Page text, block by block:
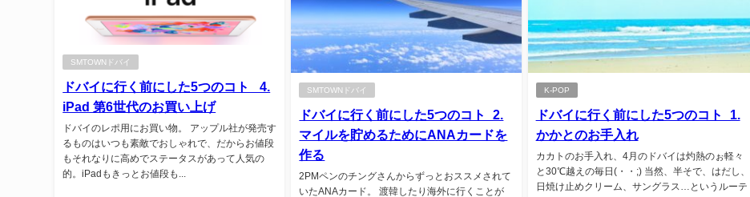
SMTOWNドバイ
ドバイに行く前にした5つのコト _4.
iPad 第6世代のお買い上げ
ドバイのレポ用にお買い物。 アップル社が発売す
るものはいつも素敵でおしゃれで、だからお値段
もそれなりに高めでステータスがあって人気の
的。iPadもきっとお値段も...
SMTOWNドバイ
ドバイに行く前にした5つのコト_2.
マイルを貯めるためにANAカードを
作る
2PMペンのチングさんからずっとおススメされて
いたANAカード。 渡韓したり海外に行くことが
K-POP
ドバイに行く前にした5つのコト_1.
かかとのお手入れ
カカトのお手入れ、4月のドバイは灼熱のぉ軽々
と30℃越えの毎日(・・;) 当然、半そで、はだし、
日焼け止めクリーム、サングラス…というルーテ